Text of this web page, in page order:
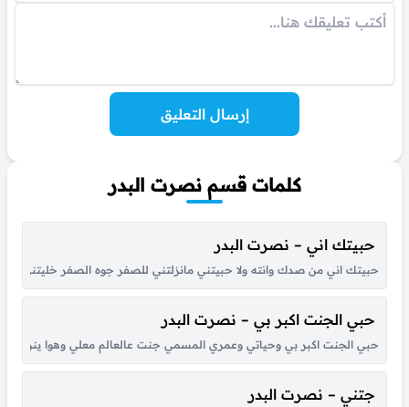
إرسال التعليق
كلمات قسم نصرت البدر
حبيتك اني – نصرت البدر
حبيتك اني من صدك وانته ولا حبيتني مانزلتني للصفر جوه الصفر خليتني
حبي الجنت اكبر بي – نصرت البدر
حبي الجنت اكبر بي وحياتي وعمري المسمي جنت عالعالم معلي وهوا ينزل
جتني – نصرت البدر